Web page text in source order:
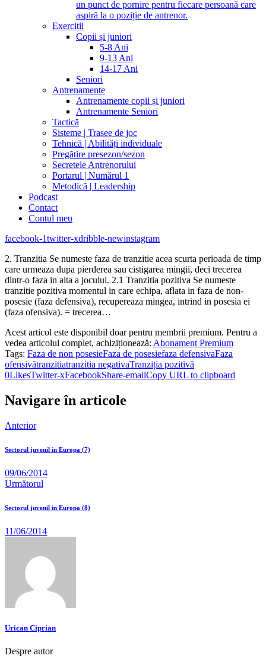
un punct de pornire pentru fiecare persoană care
aspiră la o poziție de antrenor.
Exerciții
Copii și juniori
5-8 Ani
9-13 Ani
14-17 Ani
Seniori
Antrenamente
Antrenamente copii și juniori
Antrenamente Seniori
Tactică
Sisteme | Trasee de joc
Tehnică | Abilități individuale
Pregătire presezon/sezon
Secretele Antrenorului
Portarul | Numărul 1
Metodică | Leadership
Podcast
Contact
Contul meu
facebook-1twitter-xdribble-newinstagram
2. Tranzitia Se numeste faza de tranzitie acea scurta perioada de timp
care urmeaza dupa pierderea sau cistigarea mingii, deci trecerea
dintr-o faza in alta a jocului. 2.1 Tranzitia pozitiva Se numeste
tranzitie pozitiva momentul in care echipa, aflata in faza de non-
posesie (faza defensiva), recupereaza mingea, intrind in posesia ei
(faza ofensiva). = trecerea…
Acest articol este disponibil doar pentru membrii premium. Pentru a
vedea articolul complet, achiziționează: Abonament Premium
Tags: Faza de non posesieFaza de posesiefaza defensivaFaza
ofensivătranzitiatranzitia negativaTranziția pozitivă
0LikesTwitter-xFacebookShare-emailCopy URL to clipboard
Navigare în articole
Anterior
Sectorul juvenil in Europa (7)
09/06/2014
Următorul
Sectorul juvenil in Europa (8)
11/06/2014
Urican Ciprian
Despre autor